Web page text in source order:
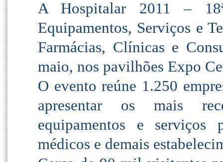
A Hospitalar 2011 –
Equipamentos, Serviços e
Farmácias, Clínicas e
maio, nos pavilhões Expo
O evento reúne 1.250
apresentar os mais
equipamentos e serviços
médicos e demais